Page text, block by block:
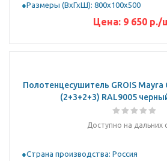
Размеры (ВхГхШ): 800х100х500
Цена: 9 650 р./
Полотенцесушитель GROIS Mayra
(2+3+2+3) RAL9005
Доступно на дальних
Страна производства: Россия